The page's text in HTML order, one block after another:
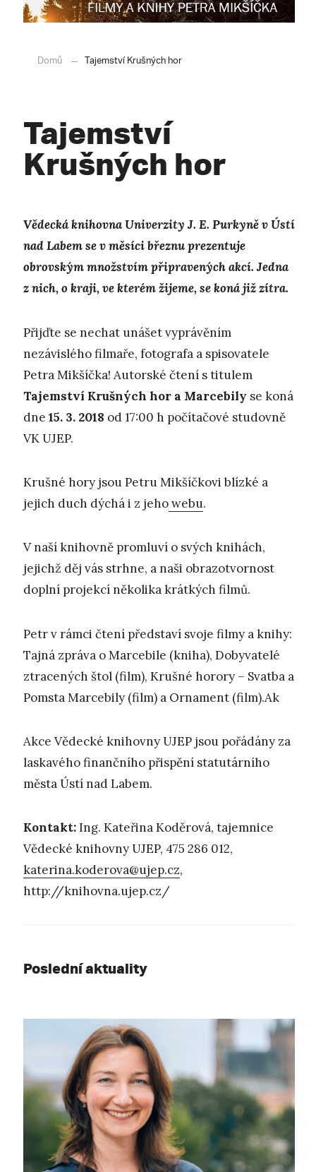
Domů Tajemství Krušných hor
Tajemství
Krušných hor
Vědecká knihovna Univerzity J. E. Purkyně v Ústí
nad Labem se v měsíci březnu prezentuje
obrovským množstvím připravených akcí. Jedna
z nich, o kraji, ve kterém žijeme, se koná již zítra.
Přijďte se nechat unášet vyprávěním
nezávislého filmaře, fotografa a spisovatele
Petra Mikšíčka! Autorské čtení s titulem
Tajemství Krušných hor a Marcebily se koná
dne 15. 3. 2018 od 17:00 h počítačové studovně
VK UJEP.
Krušné hory jsou Petru Mikšíčkovi blízké a
jejich duch dýchá i z jehowebu.
V naší knihovně promluví o svých knihách,
jejichž děj vás strhne, a naši obrazotvornost
doplní projekcí několika krátkých filmů.
Petr v rámci čtení představí svoje filmy a knihy:
Tajná zpráva o Marcebile (kniha), Dobyvatelé
ztracených štol (film), Krušné horory – Svatba a
Pomsta Marcebily (film) a Ornament (film).Ak
Akce Vědecké knihovny UJEP jsou pořádány za
laskavého finančního přispění statutárního
města Ústí nad Labem.
Kontakt:Ing. Kateřina Koděrová, tajemnice
Vědecké knihovny UJEP, 475 286 012,
katerina.koderova@ujep.cz,
http://knihovna.ujep.cz/
Poslední aktuality